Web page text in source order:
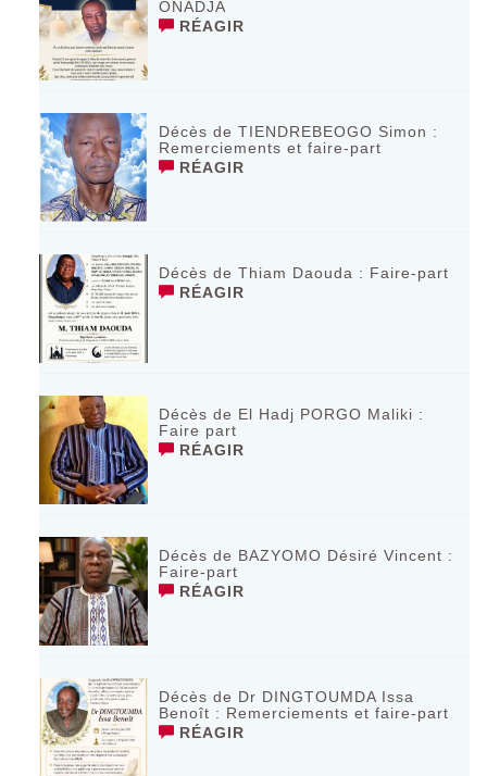
ONADJA
RÉAGIR
Décès de TIENDREBEOGO Simon :
Remerciements et faire-part
RÉAGIR
Décès de Thiam Daouda : Faire-part
RÉAGIR
Décès de El Hadj PORGO Maliki :
Faire part
RÉAGIR
Décès de BAZYOMO Désiré Vincent :
Faire-part
RÉAGIR
Décès de Dr DINGTOUMDA Issa
Benoît : Remerciements et faire-part
RÉAGIR